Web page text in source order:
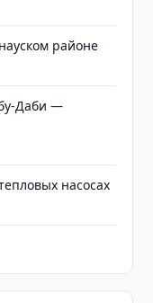
районе
Даби —
насосах